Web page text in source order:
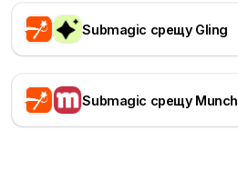
Submagic срещу Gling
Submagic срещу Munch